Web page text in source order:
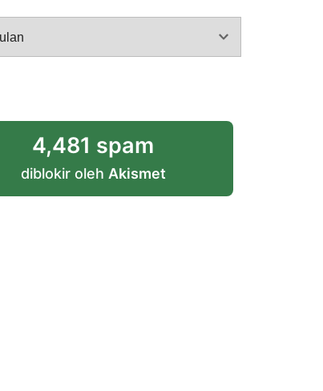
4,481 spam
diblokir oleh Akismet